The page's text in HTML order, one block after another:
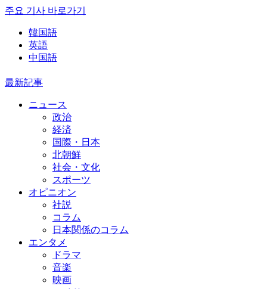
주요 기사 바로가기
韓国語
英語
中国語
最新記事
ニュース
政治
経済
国際・日本
北朝鮮
社会・文化
スポーツ
オピニオン
社説
コラム
日本関係のコラム
エンタメ
ドラマ
音楽
映画